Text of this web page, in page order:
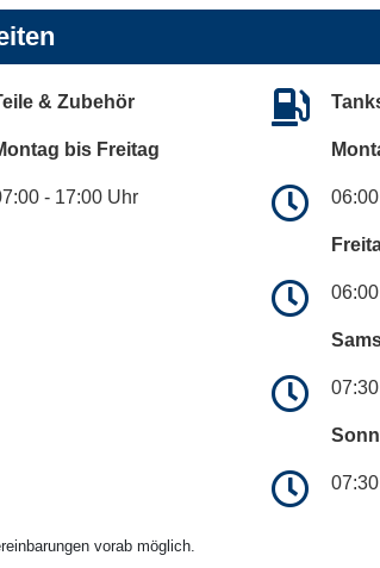
& Zubehör
bis Freitag
- 17:00 Uhr
vorab möglich.